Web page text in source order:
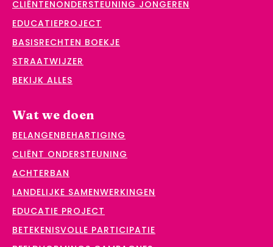
CLIËNTENONDERSTEUNING JONGEREN
EDUCATIEPROJECT
BASISRECHTEN BOEKJE
STRAATWIJZER
BEKIJK ALLES
Wat we doen
BELANGENBEHARTIGING
CLIËNT ONDERSTEUNING
ACHTERBAN
LANDELIJKE SAMENWERKINGEN
EDUCATIE PROJECT
BETEKENISVOLLE PARTICIPATIE